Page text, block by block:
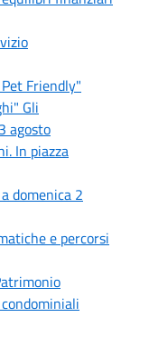
Friendly"
Gli
agosto
In piazza
domenica 2
e percorsi